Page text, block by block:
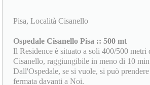
Pisa, Località Cisanello
Ospedale Cisanello Pisa :: 500 mt
Il Residence è situato a soli 400/500 metri
Cisanello, raggiungibile in meno di 10
Dall'Ospedale, se si vuole, si può
fermata davanti a Noi.